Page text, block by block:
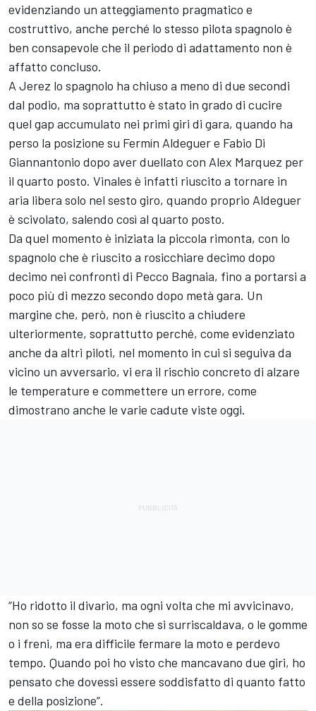
evidenziando un atteggiamento pragmatico e
costruttivo, anche perché lo stesso pilota spagnolo è
ben consapevole che il periodo di adattamento non è
affatto concluso.
A Jerez lo spagnolo ha chiuso a meno di due secondi
dal podio, ma soprattutto è stato in grado di cucire
quel gap accumulato nei primi giri di gara, quando ha
perso la posizione su Fermín Aldeguer e Fabio Di
Giannantonio dopo aver duellato con Alex Marquez per
il quarto posto. Vinales è infatti riuscito a tornare in
aria libera solo nel sesto giro, quando proprio Aldeguer
è scivolato, salendo così al quarto posto.
Da quel momento è iniziata la piccola rimonta, con lo
spagnolo che è riuscito a rosicchiare decimo dopo
decimo nei confronti di Pecco Bagnaia, fino a portarsi a
poco più di mezzo secondo dopo metà gara. Un
margine che, però, non è riuscito a chiudere
ulteriormente, soprattutto perché, come evidenziato
anche da altri piloti, nel momento in cui si seguiva da
vicino un avversario, vi era il rischio concreto di alzare
le temperature e commettere un errore, come
dimostrano anche le varie cadute viste oggi.
“Ho ridotto il divario, ma ogni volta che mi avvicinavo,
non so se fosse la moto che si surriscaldava, o le gomme
o i freni, ma era difficile fermare la moto e perdevo
tempo. Quando poi ho visto che mancavano due giri, ho
pensato che dovessi essere soddisfatto di quanto fatto
e della posizione”.